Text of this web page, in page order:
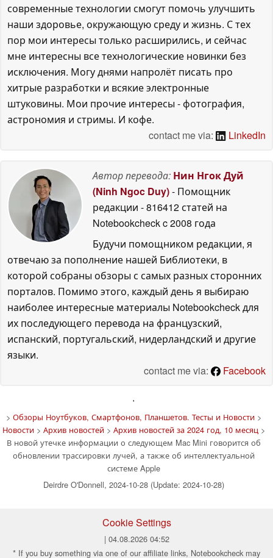
современные технологии смогут помочь улучшить
наши здоровье, окружающую среду и жизнь. С тех
пор мои интересы только расширились, и сейчас
мне интересны все технологические новинки без
исключения. Могу днями напролёт писать про
хитрые разработки и всякие электронные
штуковины. Мои прочие интересы - фотография,
астрономия и стримы. И кофе.
contact me via:
LinkedIn
Автор перевода: Нин Нгок Дуй
(Ninh Ngoc Duy)- Помощник
редакции - 816412 статей на
Notebookcheckc 2008 года
Будучи помощником редакции, я
отвечаю за пополнение нашей Библиотеки, в
которой собраны обзоры с самых разных сторонних
порталов. Помимо этого, каждый день я выбираю
наиболее интересные материалы Notebookcheck для
их последующего перевода на французский,
испанский, португальский, нидерландский и другие
языки.
contact me via:
Facebook
'
> Обзоры Ноутбуков, Смартфонов, Планшетов. Тесты и Новости>
Новости> Архив новостей> Архив новостей за 2024 год, 10 месяц >
В новой утечке информации о следующем Mac Mini говорится об
обновлении трассировки лучей, а также об интеллектуальной
системе Apple
Deirdre O'Donnell, 2024-10-28 (Update: 2024-10-28)
Cookie Settings
| 04.08.2026 04:52
* If you buy something via one of our affiliate links, Notebookcheck may